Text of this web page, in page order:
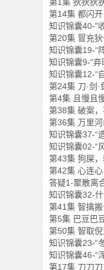
第14集 都闪开
知识锦囊40-"
第20集 冒充
知识锦囊19-“
知识锦囊9-“弃
知识锦囊12-“
第24集 刀·剑·
第4集 且慢且
第38集 破案
第36集 万里河
知识锦囊37-“
知识锦囊02-“
第43集 狗屎
第42集 心连
答疑1-聚散离
知识锦囊32-什
第41集 智擒搬
第5集 巴豆巴
第50集 智取
知识锦囊23-“
知识锦囊46-“
第17集 刀刀